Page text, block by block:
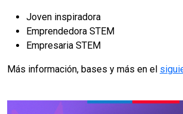
Joven inspiradora
Emprendedora STEM
Empresaria STEM
Más información, bases y más en el